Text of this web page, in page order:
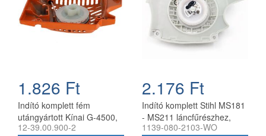
1.826 Ft
Indító komplett fém
utángyártott Kínai G-4500,
G-5200 láncfűrészhez
12-39.00.900-2
2.176 Ft
Indító komplett Stihl MS181
- MS211 láncfűrészhez,
utángyártott
1139-080-2103-WO